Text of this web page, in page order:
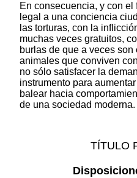
En consecuencia, y con
legal a una conciencia
las torturas, con la
muchas veces gratuitos,
burlas de que a veces
animales que conviven
no sólo satisfacer la
instrumento para
balear hacia
de una sociedad moderna.
TÍTULO